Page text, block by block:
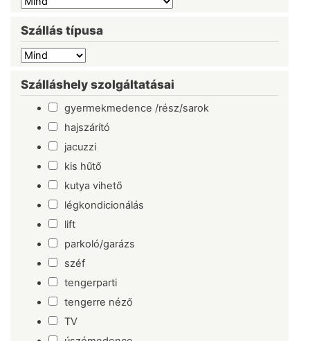
Szállás típusa
Szálláshely szolgáltatásai
gyermekmedence /rész/sarok
hajszárító
jacuzzi
kis hűtő
kutya vihető
légkondicionálás
lift
parkoló/garázs
széf
tengerparti
tengerre néző
TV